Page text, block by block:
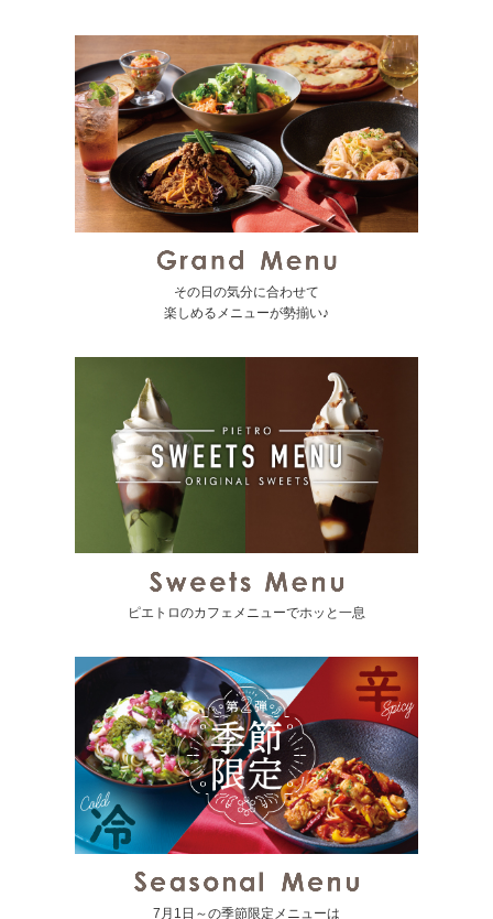
その日の気分に合わせて
楽しめるメニューが勢揃い♪
ピエトロのカフェメニューでホッと一息
7月1日～の季節限定メニューは